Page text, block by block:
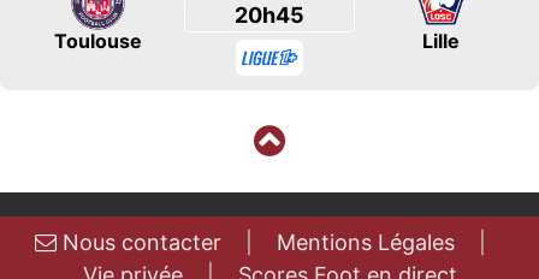
Toulouse
20h45
Lille
Nous contacter Mentions Légales